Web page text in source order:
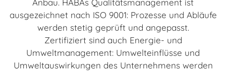
Anbau. HABAs Qualitätsmanagement ist
ausgezeichnet nach ISO 9001: Prozesse und Abläufe
werden stetig geprüft und angepasst.
Zertifiziert sind auch Energie- und
Umweltmanagement: Umwelteinflüsse und
Umweltauswirkungen des Unternehmens werden